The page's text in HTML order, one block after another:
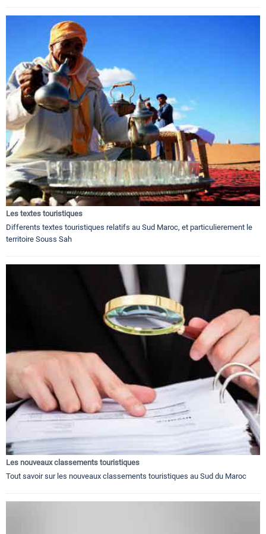
Les textes touristiques
Differents textes touristiques relatifs au Sud Maroc, et particulierement le
territoire Souss Sah
Les nouveaux classements touristiques
Tout savoir sur les nouveaux classements touristiques au Sud du Maroc